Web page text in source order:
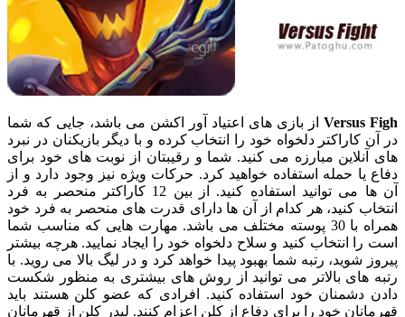
Versus Figh از بازی های اعتیاد آور اکشن می باشد، جایی که شما
در آن کاراکتر دلخواه خود را انتخاب کرده و با دیگر بازیکنان در نبرد
های آنلاین مبارزه می کنید. شما و رقیبتان از نوبت های خود برای
دفاع یا حمله استفاده خواهید کرد. حرکات ویژه نیز وجود دارد و از
آن ها می توانید استفاده کنید. از بین 12 کاراکتر منحصر به فرد
انتخاب کنید، هر کدام از آن ها دارای قدرت های منحصر به فرد خود
همراه با 30 پوسته مختلف می باشد. مهارت هایی که مناسب شما
است را انتخاب کنید و سلاح دلخواه خود را ایجاد نمایید. هرچه بیشتر
پیروز شوید، رتبه شما بهبود پیدا خواهد کرد و در لیگ بالا می روید. با
رتبه های بالاتر می توانید از روش های بیشتری به منظور شکست
دادن دشمنان خود استفاده کنید. افرادی که عضو کلن هستند باید
قهرمانان خود را برای دفاع از کلن اعزام کنند. لیدر کلن از قهرمانان